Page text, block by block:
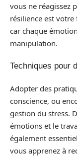
vous ne réagissez
résilience est
car chaque
manipulation.
Techniques pour
Adopter des
conscience, ou
gestion du stress.
émotions et le
également
vous apprenez à